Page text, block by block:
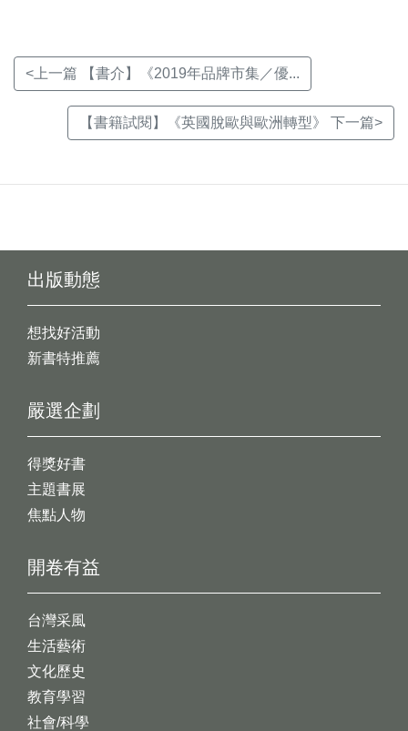
<上一篇 【書介】《2019年品牌市集／優...
【書籍試閱】《英國脫歐與歐洲轉型》 下一篇>
出版動態
想找好活動
新書特推薦
開卷有益
台灣采風
生活藝術
文化歷史
教育學習
社會/科學
嚴選企劃
得獎好書
主題書展
焦點人物